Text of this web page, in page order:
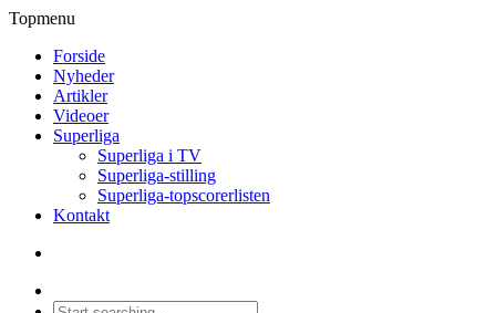
Topmenu
Forside
Nyheder
Artikler
Videoer
Superliga
Superliga i TV
Superliga-stilling
Superliga-topscorerlisten
Kontakt